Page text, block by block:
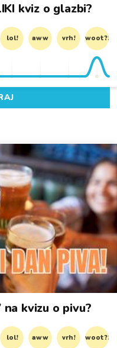
kviz o glazbi?
lol! aww vrh! woot?!
kvizu o pivu?
lol! aww vrh! woot?!